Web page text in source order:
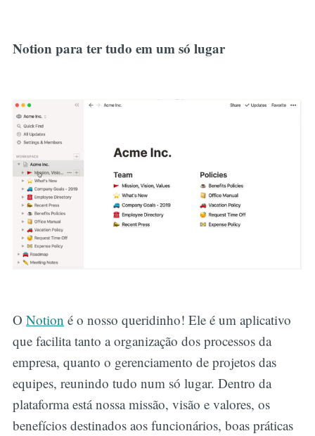
Notion para ter tudo em um só lugar
O Notion é o nosso queridinho! Ele é um aplicativo
que facilita tanto a organização dos processos da
empresa, quanto o gerenciamento de projetos das
equipes, reunindo tudo num só lugar. Dentro da
plataforma está nossa missão, visão e valores, os
benefícios destinados aos funcionários, boas práticas